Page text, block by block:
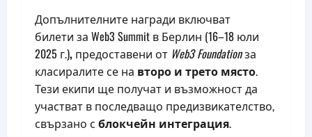
Допълнителните награди включват
билети за Web3 Summit в Берлин (16–18 юли
2025 г.), предоставени от Web3 Foundationза
класиралите се на второ и трето място.
Тези екипи ще получат и възможност да
участват в последващо предизвикателство,
свързано с блокчейн интеграция.